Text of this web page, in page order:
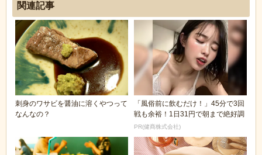
関連記事
刺身のワサビを醤油に溶くやつって
なんなの？
「風俗前に飲むだけ！」45分で3回
戦も余裕！1日31円で朝まで絶好調
PR(健商株式会社)